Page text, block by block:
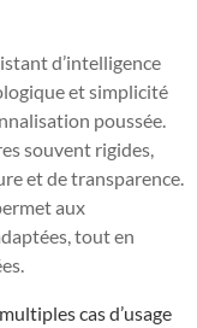
d’intelligence
et simplicité
poussée.
souvent rigides,
et de transparence.
aux
tout en
cas d’usage